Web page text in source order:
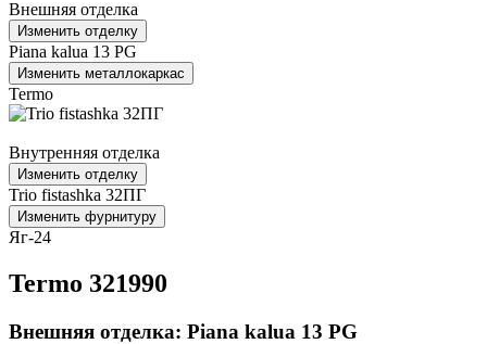
Внешняя отделка
Изменить отделку
Piana kalua 13 PG
Изменить металлокаркас
Termo
Внутренняя отделка
Изменить отделку
Trio fistashka 32ПГ
Изменить фурнитуру
Яг-24
Termo 321990
Внешняя отделка: Piana kalua 13 PG